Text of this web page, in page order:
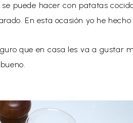
puede hacer con patatas
En esta ocasión yo he
que en casa les va a gustar